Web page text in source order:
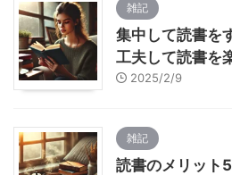
雑記
集中して読書を
工夫して読書を
2025/2/9
雑記
読書のメリット